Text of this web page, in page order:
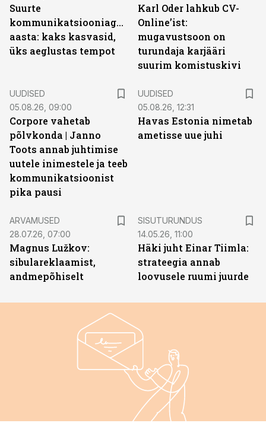
Suurte
kommunikatsiooniagentuuride
aasta: kaks kasvasid,
üks aeglustas tempot
Karl Oder lahkub CV-
Online’ist:
mugavustsoon on
turundaja karjääri
suurim komistuskivi
UUDISED
05.08.26, 09:00
Corpore vahetab
põlvkonda | Janno
Toots annab juhtimise
uutele inimestele ja teeb
kommunikatsioonist
pika pausi
UUDISED
05.08.26, 12:31
Havas Estonia nimetab
ametisse uue juhi
ARVAMUSED
28.07.26, 07:00
Magnus Lužkov:
sibulareklaamist,
andmepõhiselt
SISUTURUNDUS
14.05.26, 11:00
Häki juht Einar Tiimla:
strateegia annab
loovusele ruumi juurde